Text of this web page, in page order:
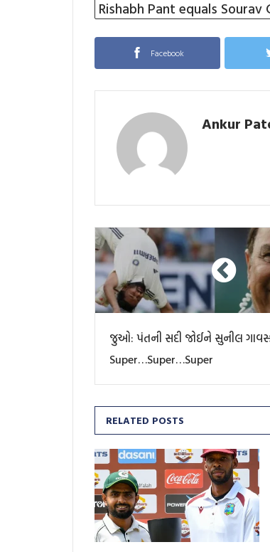
Rishabh Pant equals Sourav
Facebook
Ankur
જુઓ: પંતની સદી જોઈને સુનીલ
Super…Super…Super
RELATED POSTS